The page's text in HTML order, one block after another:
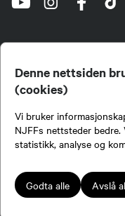
Denne nettsiden
(cookies)
Vi bruker
NJFFs nettsteder bedre.
statistikk, analyse og
Godta alle Avslå
jegere og sportsfiskere og et av de
fiske i Norge. Vi er en partipolitisk
naturpolitisk engasjement i mange
Lokalforeninger tilsluttet Norges
publiserer på njff.no.